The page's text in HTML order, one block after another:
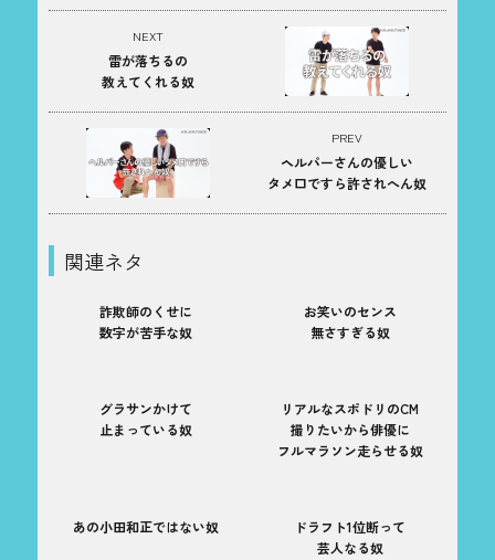
PREV
ヘルパーさんの優しい
タメ口ですら許されへん奴
NEXT
雷が落ちるの
教えてくれる奴
関連ネタ
詐欺師のくせに
数字が苦手な奴
お笑いのセンス
無さすぎる奴
グラサンかけて
止まっている奴
リアルなスポドリのCM
撮りたいから俳優に
フルマラソン走らせる奴
あの小田和正ではない奴
ドラフト1位断って
芸人なる奴